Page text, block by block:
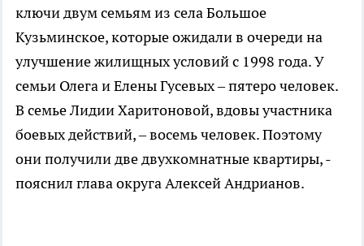
ключи двум семьям из села Большое
Кузьминское, которые ожидали в очереди на
улучшение жилищных условий с 1998 года. У
семьи Олега и Елены Гусевых – пятеро человек.
В семье Лидии Харитоновой, вдовы участника
боевых действий, – восемь человек. Поэтому
они получили две двухкомнатные квартиры, -
пояснил глава округа Алексей Андрианов.